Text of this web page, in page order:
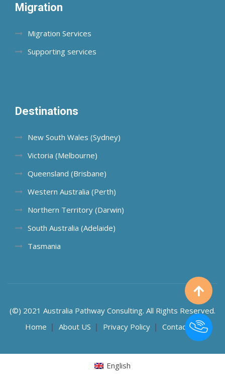
Migration
Migration Services
Supporting services
Destinations
New South Wales (Sydney)
Victoria (Melbourne)
Queensland (Brisbane)
Western Australia (Perth)
Northern Territory (Darwin)
South Australia (Adelaide)
Tasmania
(©) 2021 Australia Pathway Consulting. All Rights Reserved.
Home
About US Privacy Policy Contact US
English